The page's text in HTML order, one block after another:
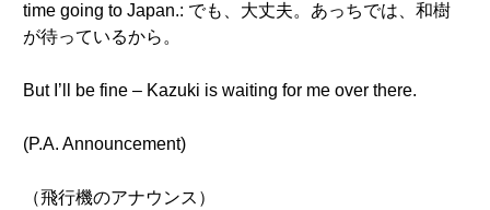
time going to Japan.: でも、大丈夫。あっちでは、和樹
が待っているから。
But I’ll be fine – Kazuki is waiting for me over there.
(P.A. Announcement)
（飛行機のアナウンス）